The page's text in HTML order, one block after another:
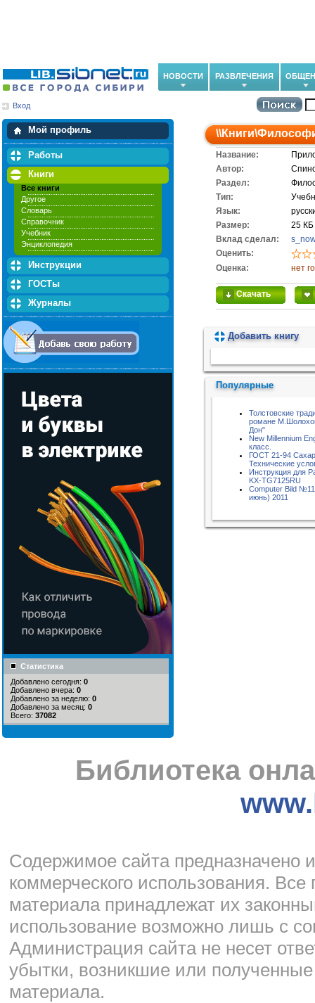
НОВОСТИ РАЗВЛЕЧЕНИЯ
Вход
Мой профиль
Мои закладки
Работы
Книги
Все книги
Другое
Словарь
Справочник
Учебник
Энциклопедия
Инструкции
ГОСТы
Журналы
Статистика
Добавлено сегодня: 0
Добавлено вчера: 0
Добавлено за неделю: 0
Добавлено за месяц: 0
Всего: 37082
\\Книги\
Название:
Автор:
Раздел:
Тип:
Язык:
Размер:
25 КБ
Вклад сделал:
Оценить:
Оценка:
нет
Скачать
Добавить книгу
Популярные
Толстовские
романе
Дон"
New Millennium
класс.
ГОСТ 21-94
Технические
Инструкция для
KX-TG7125RU
Computer Bild
июнь) 2011
Библиотека
Cодержимое сайта предназначено
коммерческого использования.
материала принадлежат их
использование возможно лишь с
Администрация сайта не несет
убытки, возникшие или
материала.